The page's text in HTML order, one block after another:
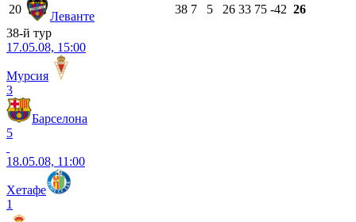
20
Леванте
38 7 5 26 33 75 -42 26
38-й тур
17.05.08, 15:00
Мурсия
3
Барселона
5
18.05.08, 11:00
Хетафе
1